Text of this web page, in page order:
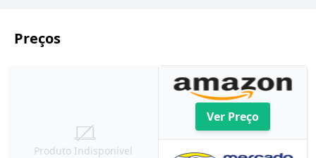
Preços
Produto Indisponível
Ver Preço